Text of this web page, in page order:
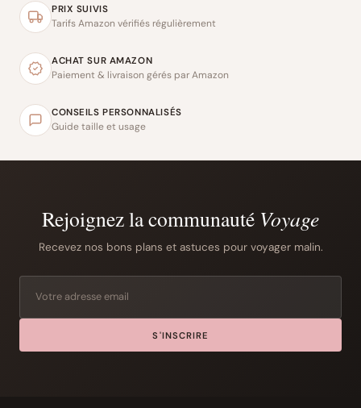
PRIX SUIVIS
Tarifs Amazon vérifiés régulièrement
ACHAT SUR AMAZON
Paiement & livraison gérés par Amazon
CONSEILS PERSONNALISÉS
Guide taille et usage
Rejoignez la communauté Voyage
Recevez nos bons plans et astuces pour voyager malin.
S'INSCRIRE